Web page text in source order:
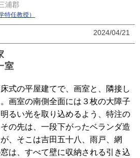
浦郡
特任教授）
2024/04/21
室
式の平屋建てで、画室と、隣接し
画室の南側全面には３枚の大障子
るい光を取り込めるよう、特注の
の先は、一段下がったベランダ造
、そこは吉田五十八、雨戸、網
は、すべて壁に収納される引き込